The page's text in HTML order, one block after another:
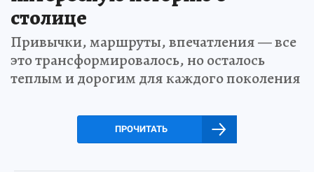
столице
Привычки, маршруты, впечатления — все
это трансформировалось, но осталось
теплым и дорогим для каждого поколения
ПРОЧИТАТЬ